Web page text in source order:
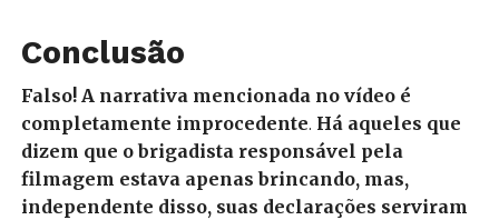
Conclusão
Falso! A narrativa mencionada no vídeo é
completamente improcedente. Há aqueles que
dizem que o brigadista responsável pela
filmagem estava apenas brincando, mas,
independente disso, suas declarações serviram